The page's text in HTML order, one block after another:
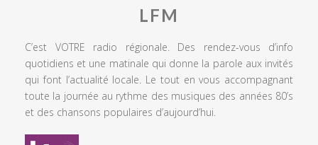
LFM
C’est VOTRE radio régionale. Des rendez-vous d’info
quotidiens et une matinale qui donne la parole aux invités
qui font l’actualité locale. Le tout en vous accompagnant
toute la journée au rythme des musiques des années 80’s
et des chansons populaires d’aujourd’hui.